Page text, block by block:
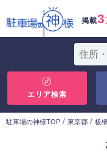
掲載3
エリア検索
駐車場の神様TOP / 東京都 / 板